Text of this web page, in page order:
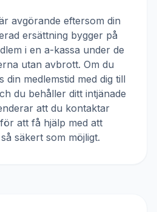
avgörande eftersom din
ersättning bygger på
i en a-kassa under de
utan avbrott. Om du
din medlemstid med dig till
du behåller ditt intjänade
att du kontaktar
att få hjälp med att
säkert som möjligt.